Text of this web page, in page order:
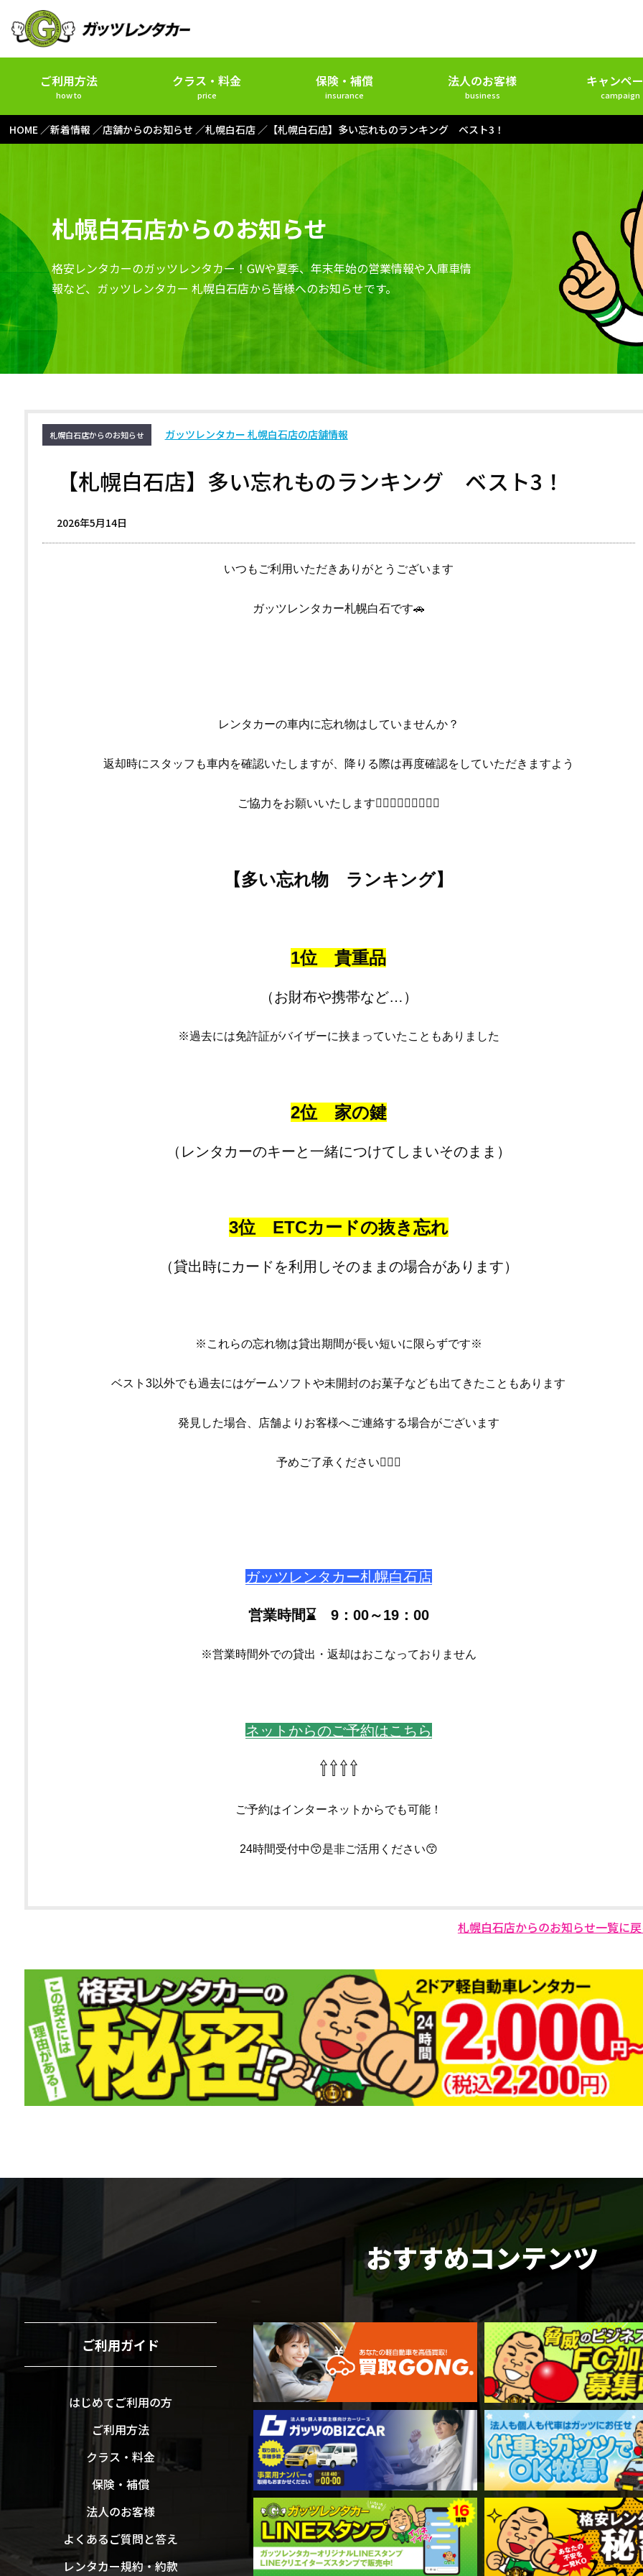
ご利用方法
how to
クラス・料金
price
保険・補償
insurance
法人のお客様
business
キャンペ
campaign
HOME 新着情報 店舗からのお知らせ 札幌白石店 【札幌白石店】多い忘れものランキング ベスト3！
札幌白石店からのお知らせ
格安レンタカーのガッツレンタカー！GWや夏季、年末年始の営業情報や入庫車情
報など、ガッツレンタカー 札幌白石店から皆様へのお知らせです。
札幌白石店からのお知らせ ガッツレンタカー 札幌白石店の店舗情報
【札幌白石店】多い忘れものランキング ベスト3！
2026年5月14日
いつもご利用いただきありがとうございます
ガッツレンタカー札幌白石です🚗
レンタカーの車内に忘れ物はしていませんか？
返却時にスタッフも車内を確認いたしますが、降りる際は再度確認をしていただきますよう
ご協力をお願いいたします🙇🏻‍♀️🙇🏻‍♀️🙇🏻‍♀️
【多い忘れ物 ランキング】
1位 貴重品
（お財布や携帯など…）
※過去には免許証がバイザーに挟まっていたこともありました
2位 家の鍵
（レンタカーのキーと一緒につけてしまいそのまま）
3位 ETCカードの抜き忘れ
（貸出時にカードを利用しそのままの場合があります）
※これらの忘れ物は貸出期間が長い短いに限らずです※
ベスト3以外でも過去にはゲームソフトや未開封のお菓子なども出てきたこともあります
発見した場合、店舗よりお客様へご連絡する場合がございます
予めご了承ください🙇🏻‍♀️
ガッツレンタカー札幌白石店
営業時間⌛ 9：00～19：00
※営業時間外での貸出・返却はおこなっておりません
ネットからのご予約はこちら
⇧⇧⇧⇧
ご予約はインターネットからでも可能！
24時間受付中😙是非ご活用ください😙
札幌白石店からのお知らせ一覧に
おすすめコンテンツ
ご利用ガイド
はじめてご利用の方
ご利用方法
クラス・料金
保険・補償
法人のお客様
よくあるご質問と答え
レンタカー規約・約款